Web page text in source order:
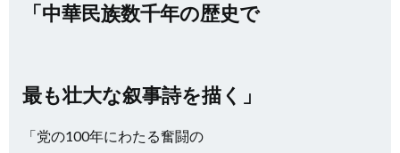
「中華民族数千年の歴史で
最も壮大な叙事詩を描く」
「党の100年にわたる奮闘の